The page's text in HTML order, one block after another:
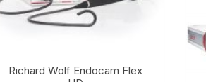
Richard Wolf Endocam Flex